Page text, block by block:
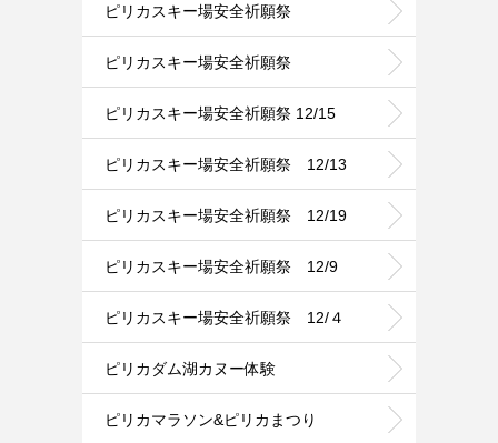
ピリカスキー場安全祈願祭
ピリカスキー場安全祈願祭
ピリカスキー場安全祈願祭 12/15
ピリカスキー場安全祈願祭 12/13
ピリカスキー場安全祈願祭 12/19
ピリカスキー場安全祈願祭 12/9
ピリカスキー場安全祈願祭 12/４
ピリカダム湖カヌー体験
ピリカマラソン&ピリカまつり